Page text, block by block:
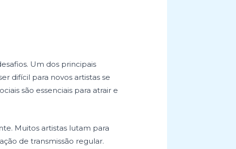
Um dos principais
difícil para novos artistas se
são essenciais para atrair e
Muitos artistas lutam para
de transmissão regular.